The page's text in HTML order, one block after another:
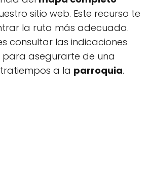
sitio web. Este recurso te
la ruta más adecuada.
consultar las indicaciones
asegurarte de una
a la parroquia.